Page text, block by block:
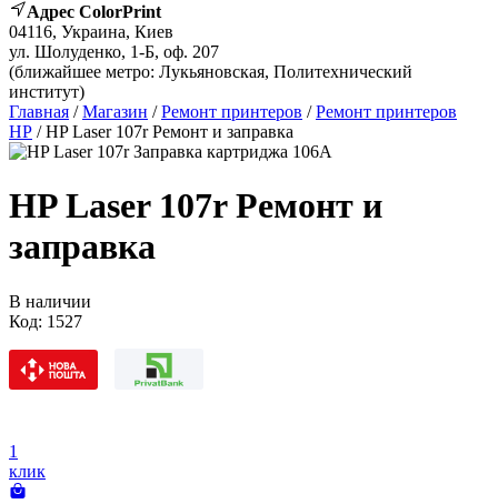
Адрес ColorPrint
04116, Украина, Киев
ул. Шолуденко, 1-Б, оф. 207
(ближайшее метро: Лукьяновская, Политехнический
институт)
Главная /Магазин /Ремонт принтеров /Ремонт принтеров
HP / HP Laser 107r Ремонт и заправка
HP Laser 107r Ремонт и
заправка
В наличии
Код: 1527
1
клик